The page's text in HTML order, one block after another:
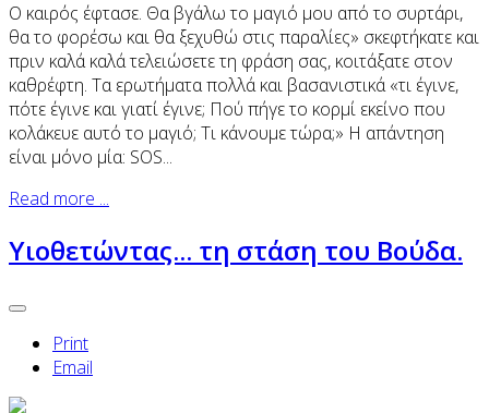
Ο καιρός έφτασε. Θα βγάλω το μαγιό μου από το συρτάρι,
θα το φορέσω και θα ξεχυθώ στις παραλίες» σκεφτήκατε και
πριν καλά καλά τελειώσετε τη φράση σας, κοιτάξατε στον
καθρέφτη. Τα ερωτήματα πολλά και βασανιστικά «τι έγινε,
πότε έγινε και γιατί έγινε; Πού πήγε το κορμί εκείνο που
κολάκευε αυτό το μαγιό; Τι κάνουμε τώρα;» Η απάντηση
είναι μόνο μία: SOS...
Read more ...
Yιοθετώντας... τη στάση του Βούδα.
Print
Email